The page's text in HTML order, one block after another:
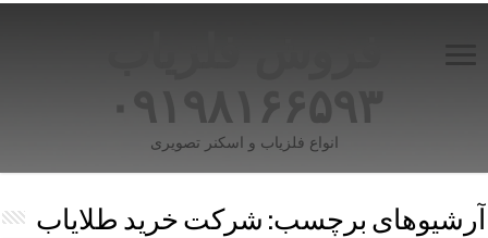
۰۹۱۹۸۱۶۶۵۹۳
انواع فلزیاب و اسکنر تصویری
آرشیوهای برچسب: شرکت خرید طلایاب